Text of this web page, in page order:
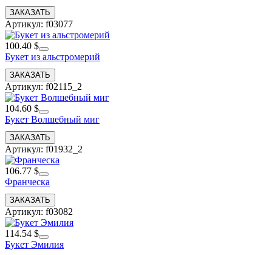
Артикул: f03077
100.40 $
Букет из альстромерий
Артикул: f02115_2
104.60 $
Букет Волшебный миг
Артикул: f01932_2
106.77 $
Франческа
Артикул: f03082
114.54 $
Букет Эмилия